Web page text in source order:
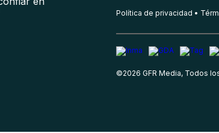
Política de privacidad
©2026 GFR Media, Todos